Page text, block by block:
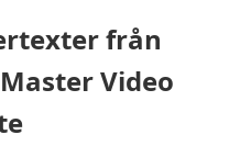
från
Video